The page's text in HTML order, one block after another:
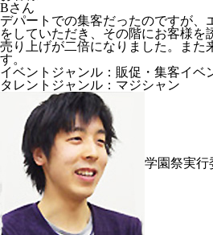
Bさん
デパートでの集客だったのですが、
をしていただき、その階にお客様を
売り上げが二倍になりました。また
す。
イベントジャンル：販促・集客イベ
タレントジャンル：マジシャン
学園祭実行